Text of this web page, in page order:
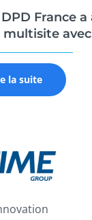
France a
avec
la suite